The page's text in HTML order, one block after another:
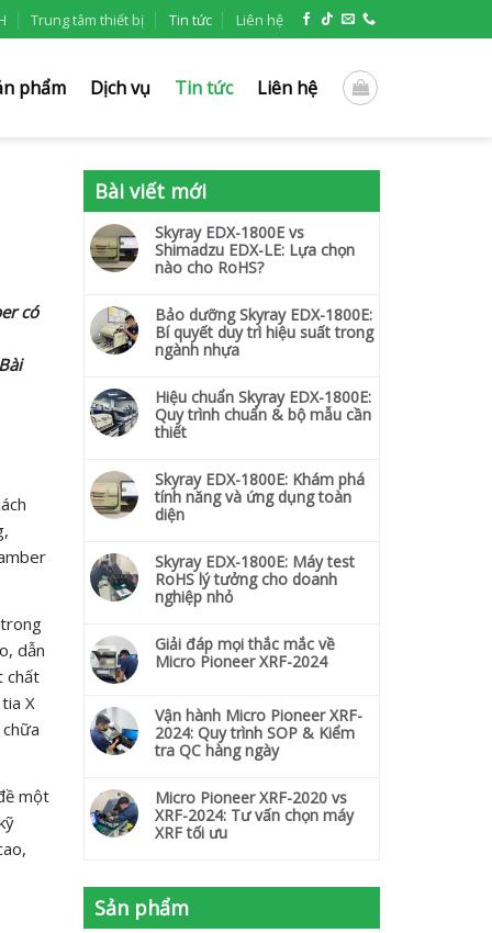
Trung tâm thiết bị Tin tức Liên hệ
phẩm Dịch vụ Tin tức Liên hệ
có
dẫn
chất
X
một
Bài viết mới
Skyray EDX-1800E vs
Shimadzu EDX-LE: Lựa chọn
nào cho RoHS?
Bảo dưỡng Skyray EDX-1800E:
Bí quyết duy trì hiệu suất trong
ngành nhựa
Hiệu chuẩn Skyray EDX-1800E:
Quy trình chuẩn & bộ mẫu cần
thiết
Skyray EDX-1800E: Khám phá
tính năng và ứng dụng toàn
diện
Skyray EDX-1800E: Máy test
RoHS lý tưởng cho doanh
nghiệp nhỏ
Giải đáp mọi thắc mắc về
Micro Pioneer XRF-2024
Vận hành Micro Pioneer XRF-
2024: Quy trình SOP & Kiểm
tra QC hàng ngày
Micro Pioneer XRF-2020 vs
XRF-2024: Tư vấn chọn máy
XRF tối ưu
Sản phẩm